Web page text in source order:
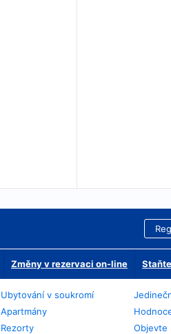
Změny v rezervaci on-line
Ubytování v soukromí
Apartmány
Rezorty
Objevte